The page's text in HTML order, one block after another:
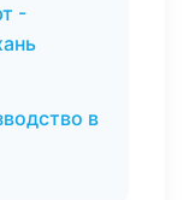
-
в